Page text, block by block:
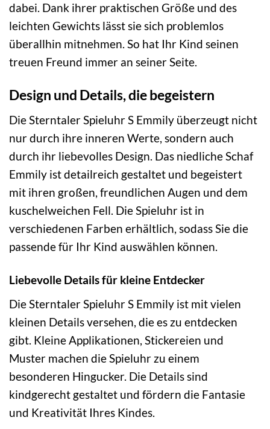
dabei. Dank ihrer praktischen Größe und des
leichten Gewichts lässt sie sich problemlos
überallhin mitnehmen. So hat Ihr Kind seinen
treuen Freund immer an seiner Seite.
Design und Details, die begeistern
Die Sterntaler Spieluhr S Emmily überzeugt nicht
nur durch ihre inneren Werte, sondern auch
durch ihr liebevolles Design. Das niedliche Schaf
Emmily ist detailreich gestaltet und begeistert
mit ihren großen, freundlichen Augen und dem
kuschelweichen Fell. Die Spieluhr ist in
verschiedenen Farben erhältlich, sodass Sie die
passende für Ihr Kind auswählen können.
Liebevolle Details für kleine Entdecker
Die Sterntaler Spieluhr S Emmily ist mit vielen
kleinen Details versehen, die es zu entdecken
gibt. Kleine Applikationen, Stickereien und
Muster machen die Spieluhr zu einem
besonderen Hingucker. Die Details sind
kindgerecht gestaltet und fördern die Fantasie
und Kreativität Ihres Kindes.